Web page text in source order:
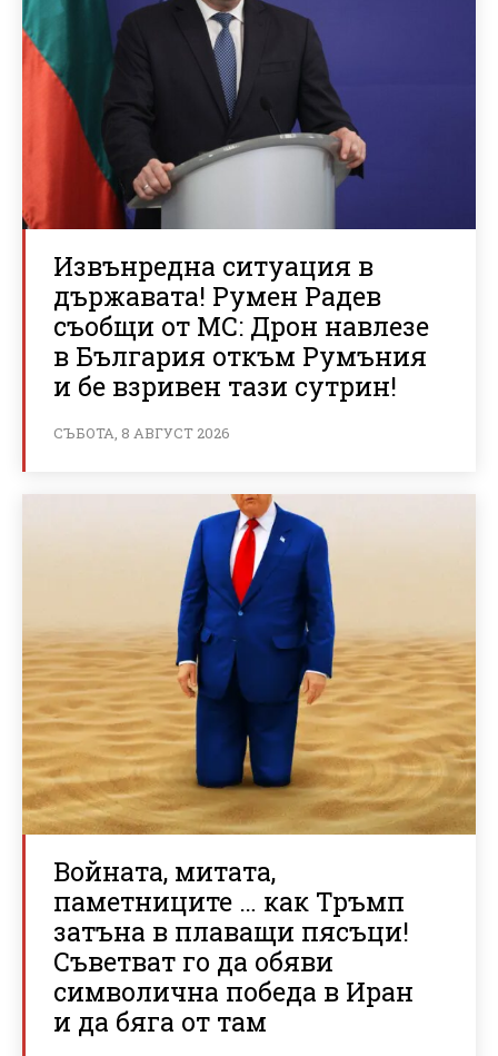
Извънредна ситуация в
държавата! Румен Радев
съобщи от МС: Дрон навлезе
в България откъм Румъния
и бе взривен тази сутрин!
СЪБОТА, 8 АВГУСТ 2026
Войната, митата,
паметниците … как Тръмп
затъна в плаващи пясъци!
Съветват го да обяви
символична победа в Иран
и да бяга от там